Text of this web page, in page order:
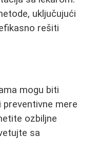
uključujući
rešiti
mogu biti
preventivne mere
ozbiljne
sa